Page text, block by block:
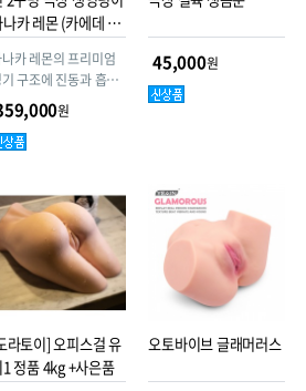
나카 레몬 (카에데 카
카 레몬의 프리미엄
구조에 진동과 흡입
능을 더한 고급 전동 버
설계로 생
감 있는 사용감을 구현
업 모델입니다.
원
45,000원
라토이] 오피스걸 유
1 정품 4kg +사은품
오토바이브 글래머러스